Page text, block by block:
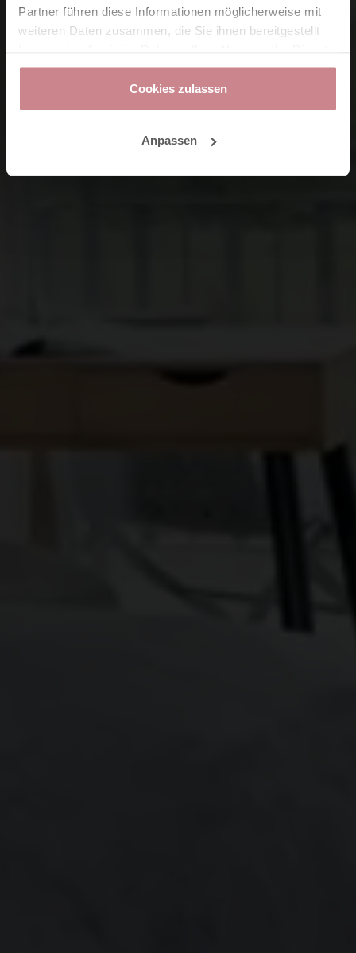
Partner führen diese Informationen möglicherweise mit
weiteren Daten zusammen, die Sie ihnen bereitgestellt
gesammelt haben.
Cookies zulassen
Anpassen